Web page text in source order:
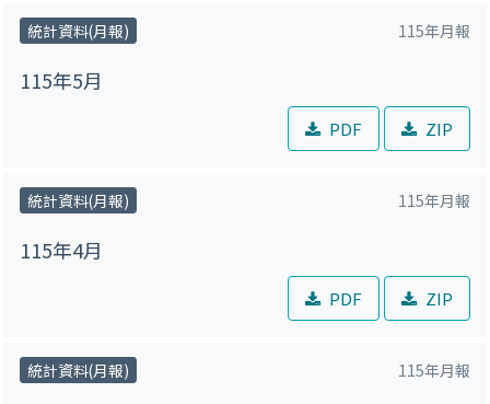
統計資料(月報) 115年月報
115年5月
PDF ZIP
統計資料(月報) 115年月報
115年4月
PDF ZIP
統計資料(月報) 115年月報